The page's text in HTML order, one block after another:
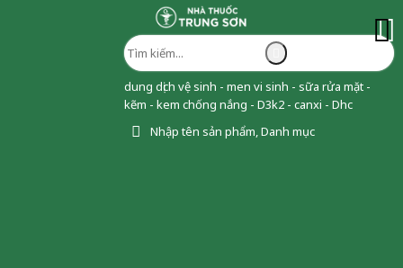
dung dịch vệ sinh - men vi sinh - sữa rửa mặt -
kẽm - kem chống nắng - D3k2 - canxi - Dhc
Nhập tên sản phẩm, Danh mục